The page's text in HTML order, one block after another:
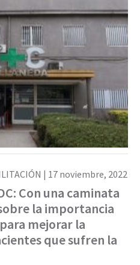
| 17 noviembre, 2022
Con una caminata
la importancia
mejorar la
que sufren la